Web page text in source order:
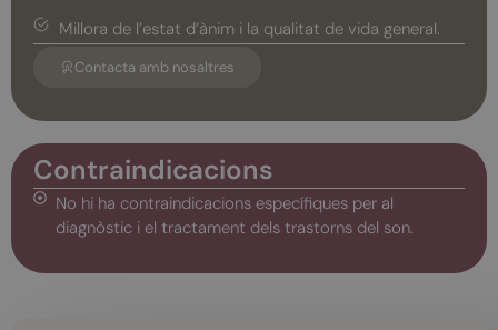
Millora de l’estat d’ànim i la qualitat de vida general.
Contacta amb nosaltres
Contraindicacions
No hi ha contraindicacions específiques per al
diagnòstic i el tractament dels trastorns del son.